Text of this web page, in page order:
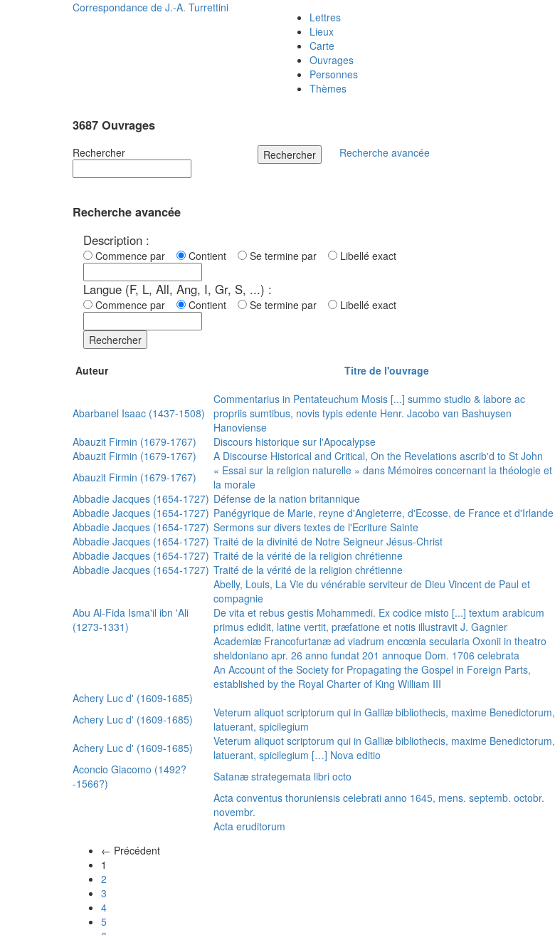
Correspondance de J.-A. Turrettini
Lettres
Lieux
Carte
Ouvrages
Personnes
Thèmes
3687 Ouvrages
Rechercher Rechercher Recherche avancée
Recherche avancée
Description :
Commence par Contient Se termine par Libellé exact
Langue (F, L, All, Ang, I, Gr, S, ...) :
Commence par Contient Se termine par Libellé exact
Rechercher
Auteur Titre de l'ouvrage
Abarbanel Isaac (1437-1508)
Commentarius in Pentateuchum Mosis [...] summo studio & labore ac
propriis sumtibus, novis typis edente Henr. Jacobo van Bashuysen
Hanoviense
Abauzit Firmin (1679-1767)
Discours historique sur l'Apocalypse
Abauzit Firmin (1679-1767)
A Discourse Historical and Critical, On the Revelations ascrib'd to St John
Abauzit Firmin (1679-1767)
« Essai sur la religion naturelle » dans Mémoires concernant la théologie et
la morale
Abbadie Jacques (1654-1727) Défense de la nation britannique
Abbadie Jacques (1654-1727) Panégyrique de Marie, reyne d'Angleterre, d'Ecosse, de France et d'Irlande
Abbadie Jacques (1654-1727) Sermons sur divers textes de l'Ecriture Sainte
Abbadie Jacques (1654-1727) Traité de la divinité de Notre Seigneur Jésus-Christ
Abbadie Jacques (1654-1727) Traité de la vérité de la religion chrétienne
Abbadie Jacques (1654-1727) Traité de la vérité de la religion chrétienne
Abelly, Louis, La Vie du vénérable serviteur de Dieu Vincent de Paul et
compagnie
Abu Al-Fida Isma'il ibn 'Ali
(1273-1331)
De vita et rebus gestis Mohammedi. Ex codice misto [...] textum arabicum
primus edidit, latine vertit, præfatione et notis illustravit J. Gagnier
Academiæ Francofurtanæ ad viadrum encœnia secularia Oxonii in theatro
sheldoniano apr. 26 anno fundat 201 annoque Dom. 1706 celebrata
An Account of the Society for Propagating the Gospel in Foreign Parts,
established by the Royal Charter of King William III
Achery Luc d' (1609-1685)
Achery Luc d' (1609-1685)
Veterum aliquot scriptorum qui in Galliæ bibliothecis, maxime Benedictorum,
latuerant, spicilegium
Achery Luc d' (1609-1685)
Veterum aliquot scriptorum qui in Galliæ bibliothecis, maxime Benedictorum,
latuerant, spicilegium […] Nova editio
Aconcio Giacomo (1492?
-1566?)
Satanæ strategemata libri octo
Acta conventus thoruniensis celebrati anno 1645, mens. septemb. octobr.
novembr.
Acta eruditorum
← Précédent
1
2
3
4
5